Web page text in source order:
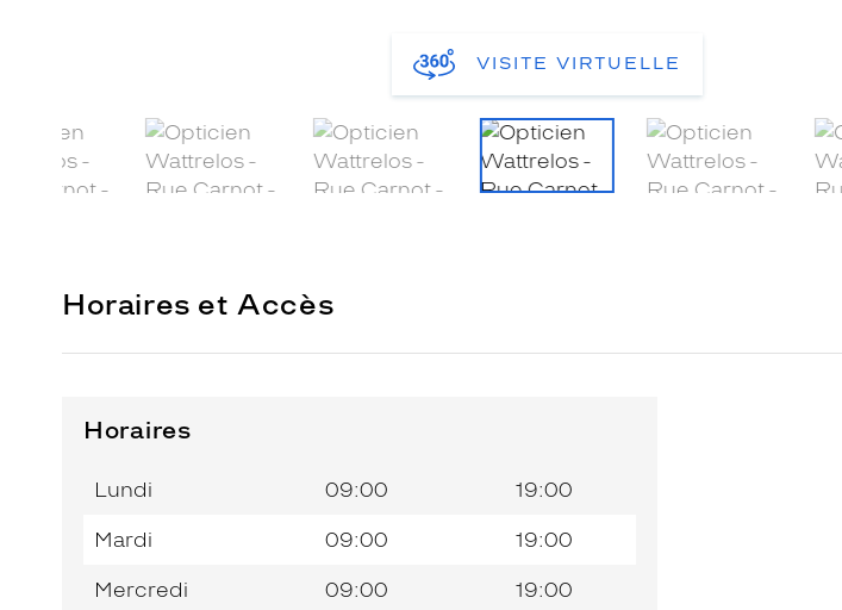
VISITE VIRTUELLE
Horaires et Accès
Horaires
Jour de
semaine
Horaires
l’après-
Lundi 09:00 19:00
Mardi 09:00 19:00
Mercredi 09:00 19:00